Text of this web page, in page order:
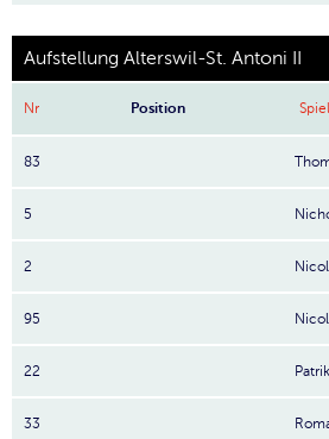
Aufstellung Alterswil-St. Antoni II
Nr Position
83
5
2
95
22
33